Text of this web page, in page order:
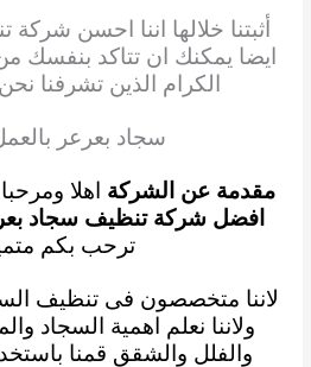
أثبتنا خلالها اننا احسن شركة
ايضا يمكنك ان تتاكد بنفسك
الكرام
الذين تشرفنا
سجاد بعرعر
مقدمة عن الشركة اهلا
افضل شركة تنظيف سجاد
ترحب بكم
لاننا متخصصون فى تنظيف
ولاننا نعلم اهمية السجاد
والفلل والشقق قمنا